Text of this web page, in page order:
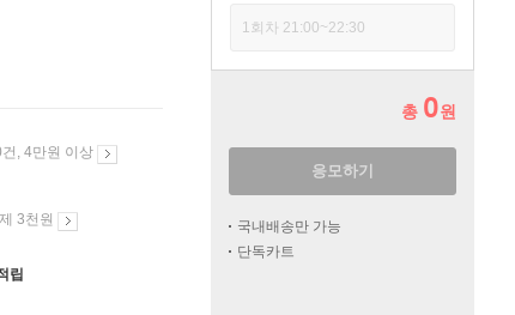
, 4만원 이상
3천원
립
1회차 21:00~22:30
총 0원
응모하기
국내배송만 가능
단독카트